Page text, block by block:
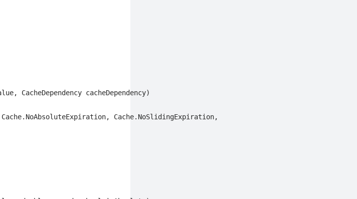
cacheDependency)
Cache.NoSlidingExpiration,